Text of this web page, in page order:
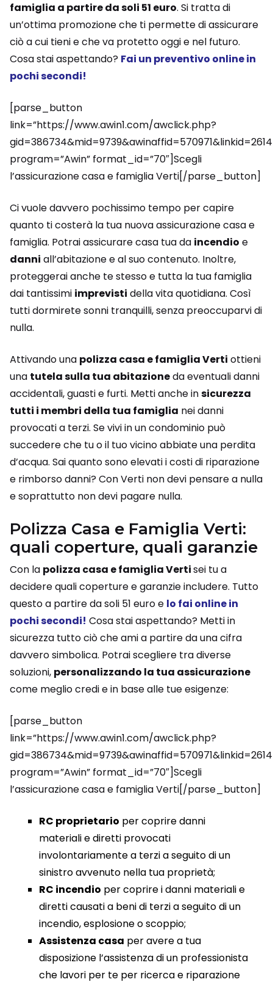
famiglia a partire da soli 51 euro. Si tratta di
un’ottima promozione che ti permette di assicurare
ciò a cui tieni e che va protetto oggi e nel futuro.
Cosa stai aspettando? Fai un preventivo online in
pochi secondi!
[parse_button
link=”https://www.awin1.com/awclick.php?
program=”Awin” format_id=”70″]Scegli
l’assicurazione casa e famiglia Verti[/parse_button]
Ci vuole davvero pochissimo tempo per capire
quanto ti costerà la tua nuova assicurazione casa e
famiglia. Potrai assicurare casa tua da incendio e
danni all’abitazione e al suo contenuto. Inoltre,
proteggerai anche te stesso e tutta la tua famiglia
dai tantissimi imprevisti della vita quotidiana. Così
tutti dormirete sonni tranquilli, senza preoccuparvi di
nulla.
Attivando una polizza casa e famiglia Verti ottieni
una tutela sulla tua abitazioneda eventuali danni
accidentali, guasti e furti. Metti anche insicurezza
tutti i membri della tua famiglia nei danni
provocati a terzi. Se vivi in un condominio può
succedere che tu o il tuo vicino abbiate una perdita
d’acqua. Sai quanto sono elevati i costi di riparazione
e rimborso danni? Con Verti non devi pensare a nulla
e soprattutto non devi pagare nulla.
Polizza Casa e Famiglia Verti:
quali coperture, quali garanzie
Con la polizza casa e famiglia Vertisei tu a
decidere quali coperture e garanzie includere. Tutto
questo a partire da soli 51 euro e lo fai online in
pochi secondi! Cosa stai aspettando? Metti in
sicurezza tutto ciò che ami a partire da una cifra
davvero simbolica. Potrai scegliere tra diverse
soluzioni, personalizzando la tua assicurazione
come meglio credi e in base alle tue esigenze:
[parse_button
link=”https://www.awin1.com/awclick.php?
program=”Awin” format_id=”70″]Scegli
l’assicurazione casa e famiglia Verti[/parse_button]
RC proprietario per coprire danni
materiali e diretti provocati
involontariamente a terzi a seguito di un
sinistro avvenuto nella tua proprietà;
RC incendio per coprire i danni materiali e
diretti causati a beni di terzi a seguito di un
incendio, esplosione o scoppio;
Assistenza casa per avere a tua
disposizione l’assistenza di un professionista
che lavori per te per ricerca e riparazione